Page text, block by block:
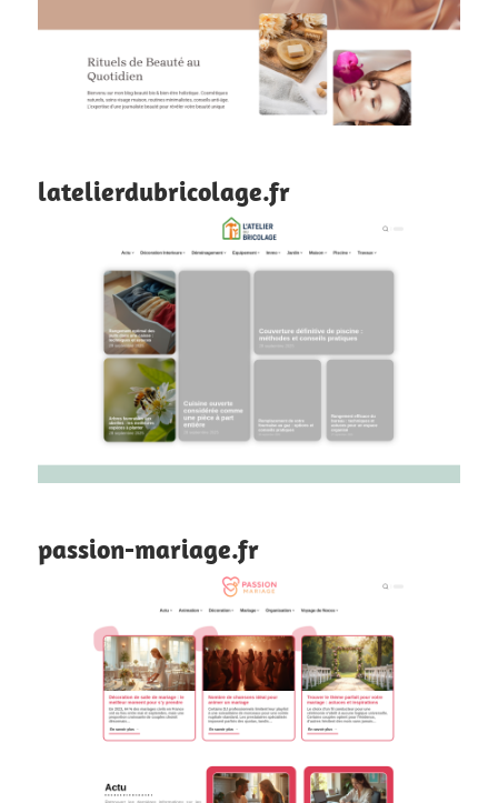
latelierdubricolage.fr
passion-mariage.fr